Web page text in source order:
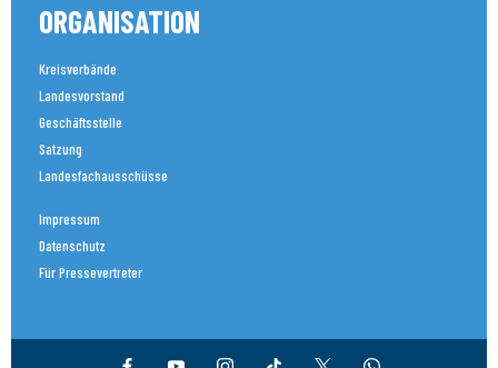
ORGANISATION
Kreisverbände
Landesvorstand
Geschäftsstelle
Satzung
Landesfachausschüsse
Impressum
Datenschutz
Für Pressevertreter